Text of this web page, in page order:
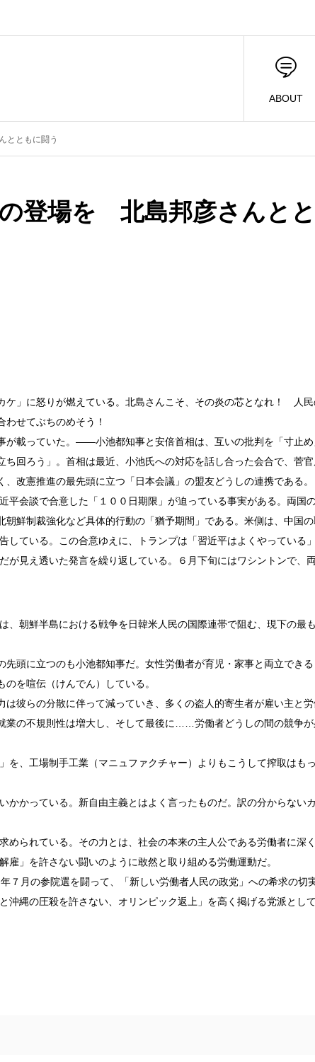
ABOUT
とともに闘う
登場を 北島邦彦さんとと
ケ」に怒りが燃えている。北島さんこそ、その炎の芯となれ！ 人
せてぶちのめそう！
載っていた。――小池都知事と安倍首相は、互いの批判を「寸止め
ち回ろう」。首相は最近、小池氏への対応を話し合った会合で、菅
改憲推進の最先頭に立つ「日本会議」の盟友どうしの連携である。
平会談で合意した「１００日期限」が迫っている事実がある。両国
朝鮮制裁強化など具体的行動の「猶予期間」である。米側は、中国の
ている。この合意ゆえに、トランプは「習近平はよくやっている」
が見え透いた発言を繰り返している。６月下旬にはワシントンで、
、朝鮮半島における戦争を日韓米人民の国際連帯で阻む、現下の最
頭に立つのも小池都知事だ。女性労働者が育児・家事と両立できる
のを喧伝（けんでん）している。
彼らの分散に伴って減っていき、多くの盗人的寄生者が雇い主と労
の不規則性は増大し、そして最後に……労働者どうしの間の競争が
、工場制手工業（マニュファクチャー）よりもこうして搾取はも
かっている。新自由主義とはよく言ったものだ。訳の分からない
められている。その力とは、社会の本来の主人公である労働者に深
」を許さない闘いのように敢然と取り組める労働運動だ。
月の参院選を闘って、「新しい労働者人民の政党」への希求の切
沖縄の圧殺を許さない、オリンピック返上」を高く掲げる党派とし